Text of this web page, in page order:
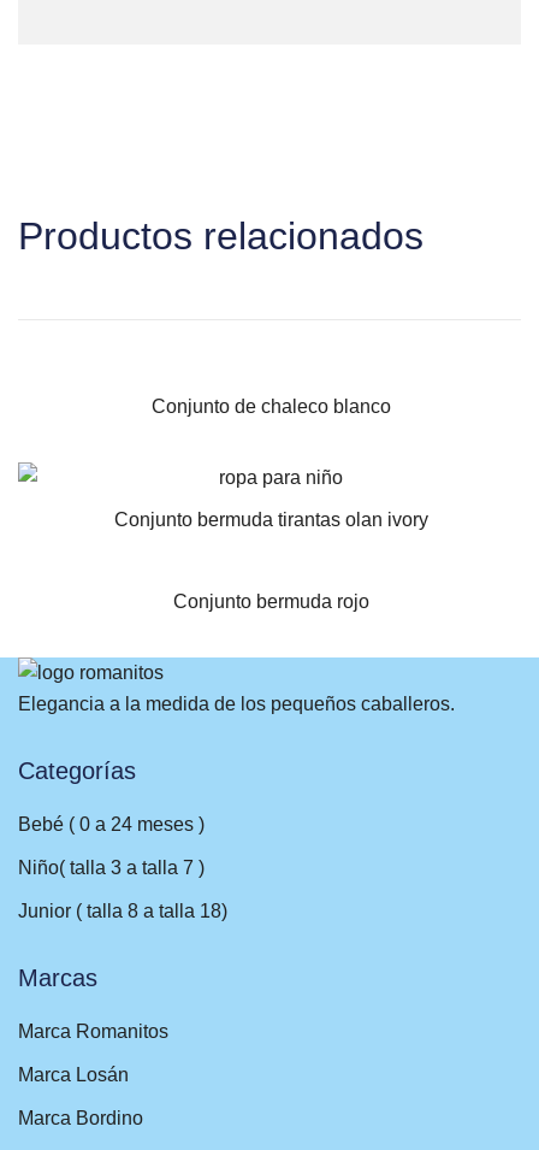
Productos relacionados
VISTA RÁPIDA
Conjunto de chaleco blanco
VISTA RÁPIDA
Conjunto bermuda tirantas olan ivory
VISTA RÁPIDA
Conjunto bermuda rojo
Elegancia a la medida de los pequeños caballeros.
Categorías
Bebé ( 0 a 24 meses )
Niño( talla 3 a talla 7 )
Junior ( talla 8 a talla 18)
Marcas
Marca Romanitos
Marca Losán
Marca Bordino